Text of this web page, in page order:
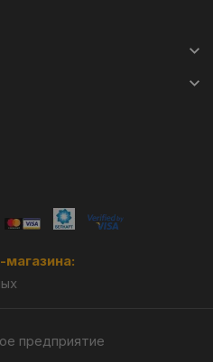
предприятие